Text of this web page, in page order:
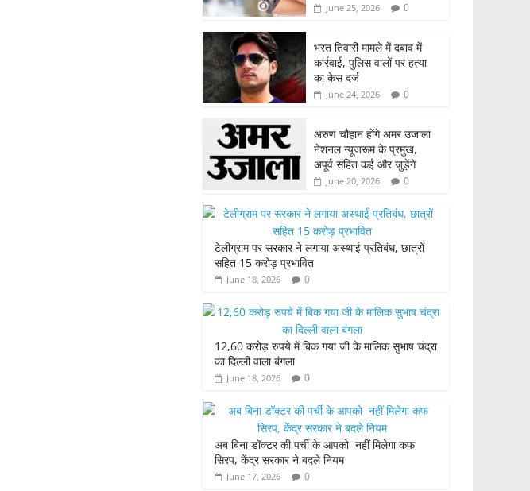
June 25, 2026 0
भरत तिवारी मामले में दबाव में
कार्रवाई, पुलिस वालों पर हत्या
का केस दर्ज
June 24, 2026 0
अरुण चौहान होंगे अमर उजाला
नेशनल न्यूजरूम के प्रमुख,
अपूर्व सहित कई और जुड़ेंगे
June 20, 2026 0
टेलीग्राम पर सरकार ने लगाया अस्थाई प्रतिबंध, छात्रों
सहित 15 करोड़ प्रभावित
June 18, 2026 0
12,60 करोड़ रुपये में बिक गया जी के मालिक सुभाष चंद्रा
का दिल्ली वाला बंगला
June 18, 2026 0
अब बिना डॉक्टर की पर्ची के आपको नहीं मिलेगा कफ
सिरप, केंद्र सरकार ने बदले नियम
June 17, 2026 0